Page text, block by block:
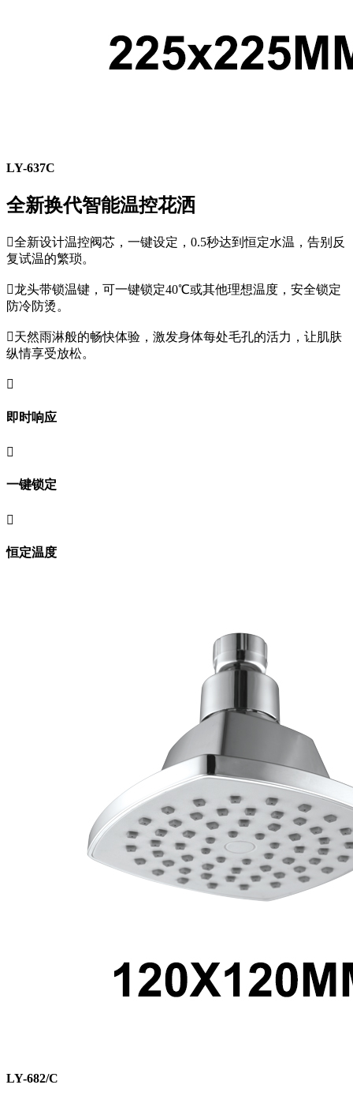
LY-637C
全新换代智能温控花洒
全新设计温控阀芯，一键设定，0.5秒达到恒定水温，告别反
复试温的繁琐。
龙头带锁温键，可一键锁定40℃或其他理想温度，安全锁定
防冷防烫。
天然雨淋般的畅快体验，激发身体每处毛孔的活力，让肌肤
纵情享受放松。

即时响应

一键锁定

恒定温度
LY-682/C